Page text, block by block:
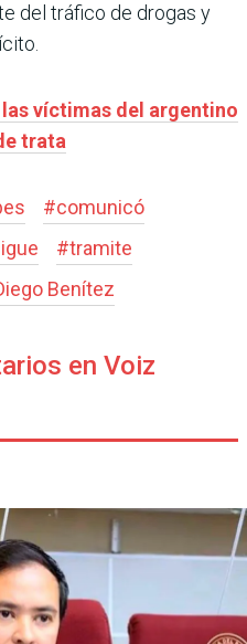
del tráfico de drogas y
víctimas del argentino
trata
#comunicó
#tramite
Benítez
en Voiz